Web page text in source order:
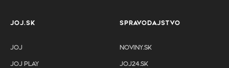
JOJ.SK
JOJ
JOJ PLAY
SPRAVODAJSTVO
NOVINY.SK
JOJ24.SK